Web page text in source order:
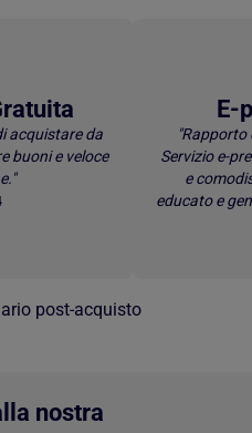
acquistare da
buoni e veloce
E-
Servizio e-
e
educato e
post-acquisto
nostra